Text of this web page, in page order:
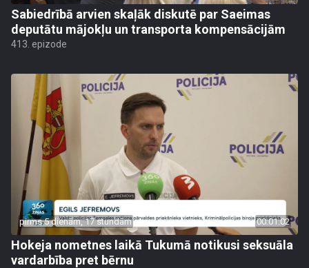
Sabiedrībā arvien skaļāk diskutē par Saeimas
deputātu mājokļu un transporta kompensācijām
413. epizode
pirms 5 dienām, 17 stundām 00:01:02
Hokeja nometnes laikā Tukumā notikusi seksuāla
vardarbība pret bērnu